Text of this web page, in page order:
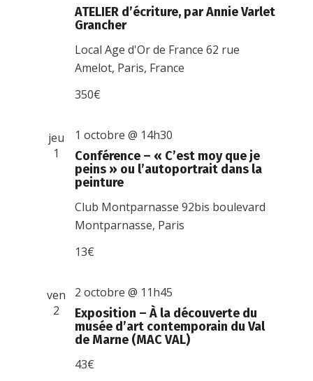
ATELIER d’écriture, par Annie Varlet
Grancher
Local Age d'Or de France62 rue
Amelot, Paris, France
350€
jeu
1
Conférence – « C’est moy que je
peins » ou l’autoportrait dans la
peinture
1 octobre @ 14h30
Club Montparnasse92bis boulevard
Montparnasse, Paris
13€
ven
2
Exposition – À la découverte du
musée d’art contemporain du Val
de Marne (MAC VAL)
2 octobre @ 11h45
43€